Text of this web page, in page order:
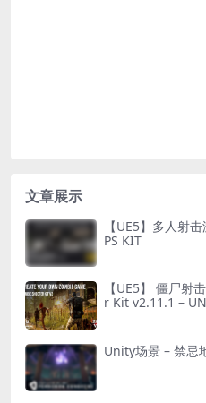
文章展示
【UE5】多人射
PS KIT
【UE5】 僵尸射
r Kit v2.11.1 –
Unity场景 – 禁